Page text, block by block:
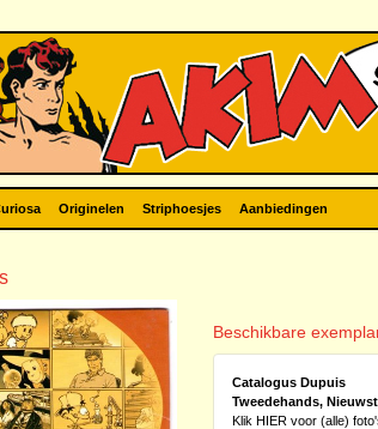
Originelen Striphoesjes Aanbiedingen
Beschikbare
Catalogus Dupuis
Tweedehands,
Klik HIER voor (alle)